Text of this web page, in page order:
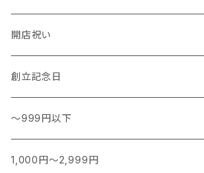
開店祝い
創立記念日
～999円以下
1,000円～2,999円